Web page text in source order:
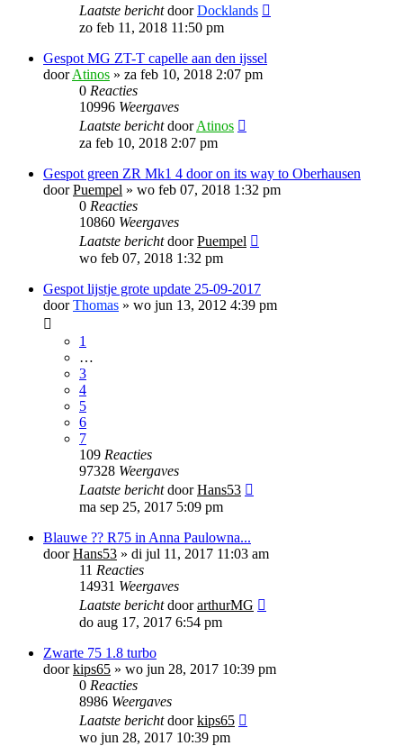
Laatste berichtdoorDocklands
zo feb 11, 2018 11:50 pm
Gespot MG ZT-T capelle aan den ijssel
doorAtinos » za feb 10, 2018 2:07 pm
0 Reacties
10996 Weergaves
Laatste berichtdoorAtinos
za feb 10, 2018 2:07 pm
Gespot green ZR Mk1 4 door on its way to Oberhausen
doorPuempel » wo feb 07, 2018 1:32 pm
0 Reacties
10860 Weergaves
Laatste berichtdoorPuempel
wo feb 07, 2018 1:32 pm
Gespot lijstje grote update 25-09-2017
doorThomas » wo jun 13, 2012 4:39 pm
1
…
3
4
5
6
7
109 Reacties
97328 Weergaves
Laatste berichtdoorHans53
ma sep 25, 2017 5:09 pm
Blauwe ?? R75 in Anna Paulowna...
doorHans53 » di jul 11, 2017 11:03 am
11 Reacties
14931 Weergaves
Laatste berichtdoorarthurMG
do aug 17, 2017 6:54 pm
Zwarte 75 1.8 turbo
doorkips65 » wo jun 28, 2017 10:39 pm
0 Reacties
8986 Weergaves
Laatste berichtdoorkips65
wo jun 28, 2017 10:39 pm